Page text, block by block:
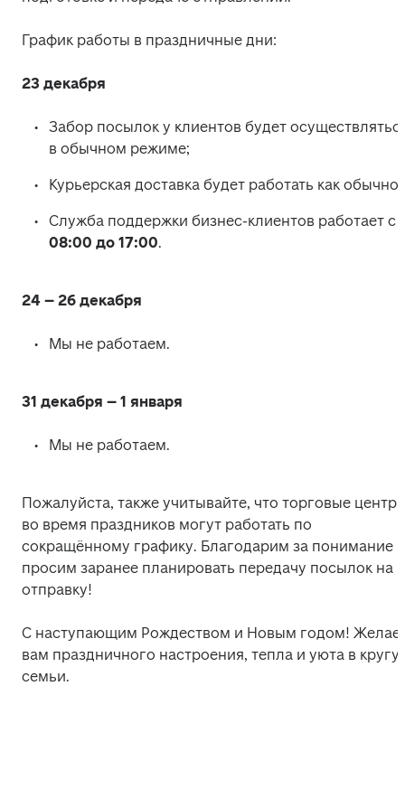
График работы в праздничные дни:
23 декабря
Забор посылок у клиентов будет
в обычном режиме;
Курьерская доставка будет работать как обычно;
08:00 до 17:00.
24 – 26 декабря
Мы не работаем.
31 декабря – 1 января
Мы не работаем.
Пожалуйста, также учитывайте, что торговые
во время праздников могут работать по
сокращённому графику. Благодарим за понимание и
просим заранее планировать передачу посылок на
отправку!
С наступающим Рождеством и Новым годом!
вам праздничного настроения, тепла и уюта в кругу
семьи.